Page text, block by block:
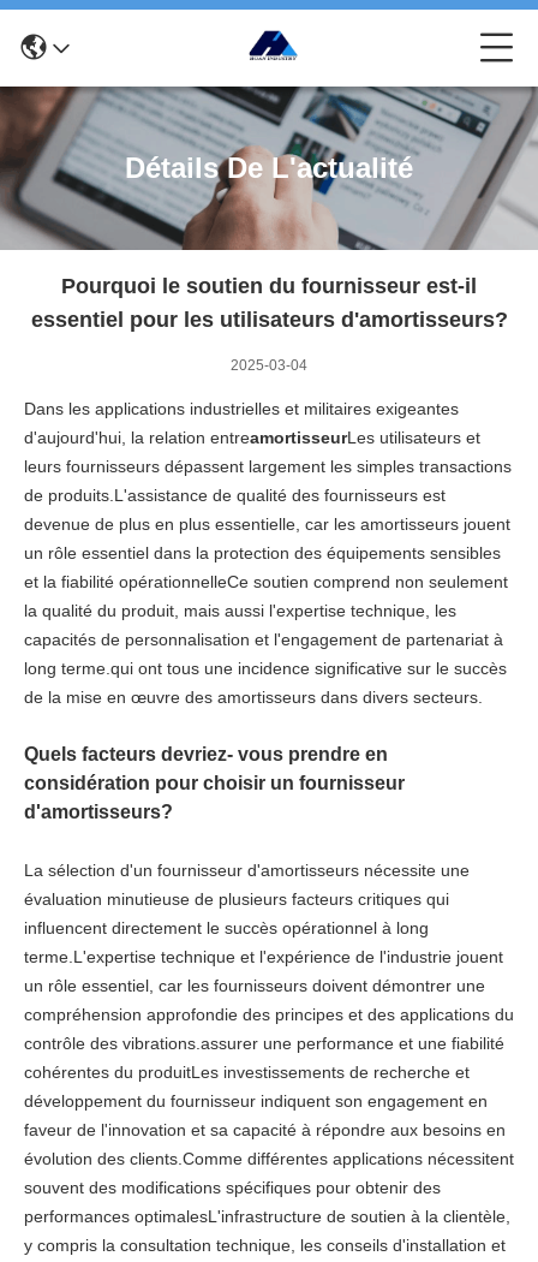
Détails De L'actualité
Pourquoi le soutien du fournisseur est-il
essentiel pour les utilisateurs d'amortisseurs?
2025-03-04
Dans les applications industrielles et militaires exigeantes
d'aujourd'hui, la relation entreamortisseurLes utilisateurs et
leurs fournisseurs dépassent largement les simples transactions
de produits.L'assistance de qualité des fournisseurs est
devenue de plus en plus essentielle, car les amortisseurs jouent
un rôle essentiel dans la protection des équipements sensibles
et la fiabilité opérationnelleCe soutien comprend non seulement
la qualité du produit, mais aussi l'expertise technique, les
capacités de personnalisation et l'engagement de partenariat à
long terme.qui ont tous une incidence significative sur le succès
de la mise en œuvre des amortisseurs dans divers secteurs.
Quels facteurs devriez- vous prendre en
considération pour choisir un fournisseur
d'amortisseurs?
La sélection d'un fournisseur d'amortisseurs nécessite une
évaluation minutieuse de plusieurs facteurs critiques qui
influencent directement le succès opérationnel à long
terme.L'expertise technique et l'expérience de l'industrie jouent
un rôle essentiel, car les fournisseurs doivent démontrer une
compréhension approfondie des principes et des applications du
contrôle des vibrations.assurer une performance et une fiabilité
cohérentes du produitLes investissements de recherche et
développement du fournisseur indiquent son engagement en
faveur de l'innovation et sa capacité à répondre aux besoins en
évolution des clients.Comme différentes applications nécessitent
souvent des modifications spécifiques pour obtenir des
performances optimalesL'infrastructure de soutien à la clientèle,
y compris la consultation technique, les conseils d'installation et